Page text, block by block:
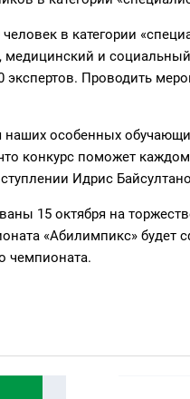
в категории
и социальный
экспертов. Проводить
наших особенных
конкурс поможет
Идрис
15 октября на
«Абилимпикс» будет
чемпионата.